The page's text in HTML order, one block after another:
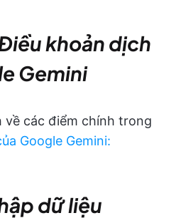
khoản dịch
Gemini
về các điểm chính trong
Google Gemini:
dữ liệu